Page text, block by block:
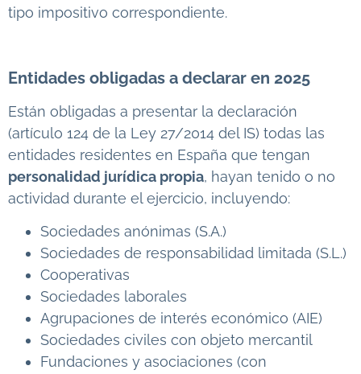
tipo impositivo correspondiente.
Entidades obligadas a declarar en 2025
Están obligadas a presentar la declaración
(artículo 124 de la Ley 27/2014 del IS) todas las
entidades residentes en España que tengan
personalidad jurídica propia, hayan tenido o no
actividad durante el ejercicio, incluyendo:
Sociedades anónimas (S.A.)
Sociedades de responsabilidad limitada (S.L.)
Cooperativas
Sociedades laborales
Agrupaciones de interés económico (AIE)
Sociedades civiles con objeto mercantil
Fundaciones y asociaciones (con